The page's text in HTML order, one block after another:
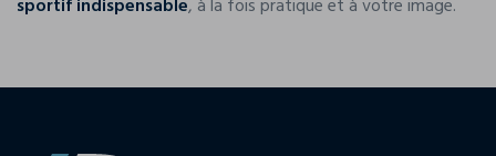
sportif indispensable, à la fois pratique et à votre image.